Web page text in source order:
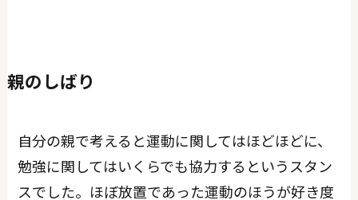
親のしばり
自分の親で考えると運動に関してはほどほどに、
勉強に関してはいくらでも協力するというスタン
スでした。ほぼ放置であった運動のほうが好き度